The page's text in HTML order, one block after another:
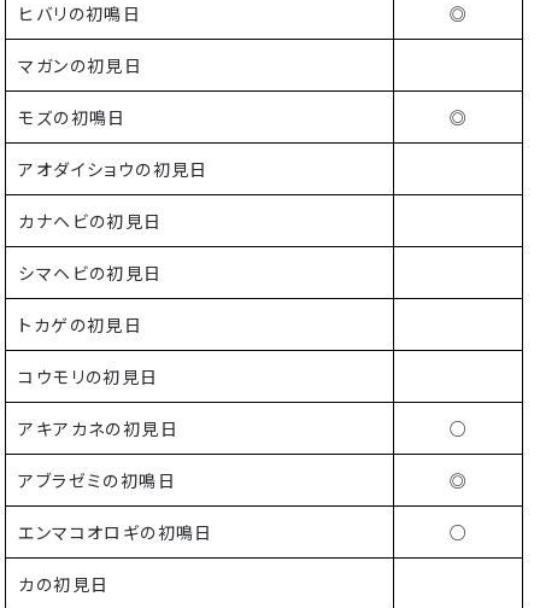
ヒバリの初鳴日 ◎
マガンの初見日
モズの初鳴日 ◎
アオダイショウの初見日
カナヘビの初見日
シマヘビの初見日
トカゲの初見日
コウモリの初見日
アキアカネの初見日 ○
アブラゼミの初鳴日 ◎
エンマコオロギの初鳴日 ○
カの初見日